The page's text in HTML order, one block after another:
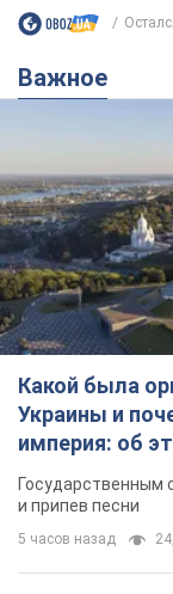
Какой была
Украины и
империя: об
Государственным
и припев песни
5 часов назад
Александру
известно о
символа 90-х
Несмотря на
забывал о личном
11 часов назад
В
года: